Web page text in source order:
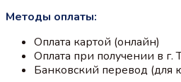
Методы оплаты:
Оплата картой (онлайн)
Оплата при получении в г.
Банковский перевод (для